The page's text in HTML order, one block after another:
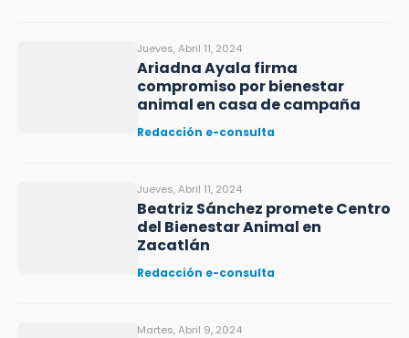
Jueves, Abril 11, 2024
Ariadna Ayala firma
compromiso por bienestar
animal en casa de campaña
Redacción e-consulta
Jueves, Abril 11, 2024
Beatriz Sánchez promete Centro
del Bienestar Animal en
Zacatlán
Redacción e-consulta
Martes, Abril 9, 2024